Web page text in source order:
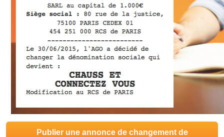
Publier une annonce de changement de